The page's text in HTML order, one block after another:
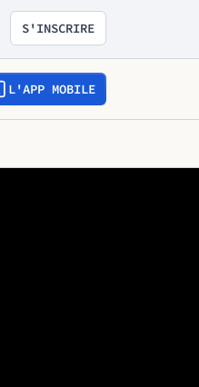
S'INSCRIRE
L'APP MOBILE